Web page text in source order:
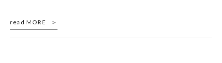
read MORE